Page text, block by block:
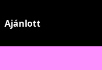
Ajánlott